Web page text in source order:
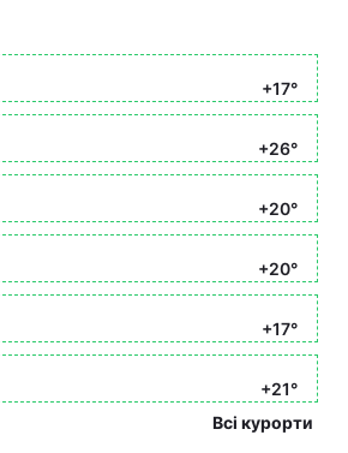
+17°
+26°
+20°
+20°
+17°
+21°
Всі курорти